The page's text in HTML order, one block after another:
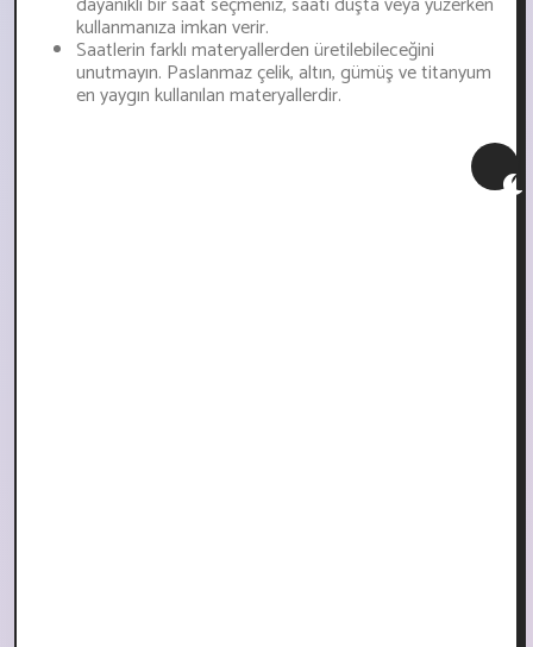
kullanmanıza imkan verir.
Saatlerin farklı materyallerden üretilebileceğini
unutmayın. Paslanmaz çelik, altın, gümüş ve titanyum
en yaygın kullanılan materyallerdir.